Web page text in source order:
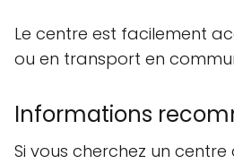
Le centre est facilement
ou en transport en
Informations
Si vous cherchez un